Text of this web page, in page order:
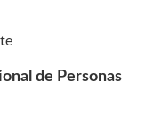
de Personas